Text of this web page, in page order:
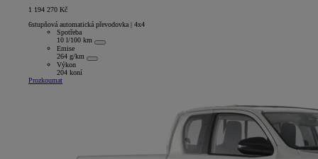
1 194 270 Kč
6stupňová automatická převodovka | 4x4
Spotřeba
10 l/100 km
Emise
264 g/km
Výkon
204 koní
Prozkoumat